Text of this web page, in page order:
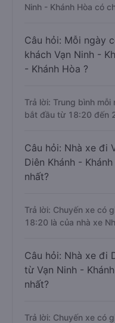
Ninh - Khánh Hòa có
Câu hỏi: Mỗi ngày
khách Vạn Ninh -
- Khánh Hòa ?
Trả lời: Trung bình
bắt đầu từ 18:20 đến
Câu hỏi: Nhà xe đi
Diên Khánh -
nhất?
Trả lời: Chuyến xe có
18:20 là của nhà xe
Câu hỏi: Nhà xe đi
từ Vạn Ninh -
nhất?
Trả lời: Chuyến xe có